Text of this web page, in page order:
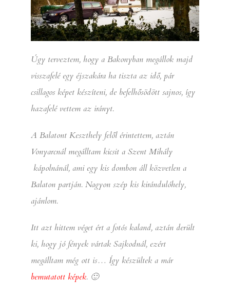
Úgy terveztem, hogy a Bakonyban megállok majd
visszafelé egy éjszakára ha tiszta az idő, pár
csillagos képet készíteni, de befelhősödött sajnos, így
hazafelé vettem az irányt.
A Balatont Keszthely felől érintettem, aztán
Vonyarcnál megálltam kicsit a Szent Mihály
kápolnánál, ami egy kis dombon áll közvetlen a
Balaton partján. Nagyon szép kis kirándulóhely,
ajánlom.
Itt azt hittem véget ért a fotós kaland, aztán derült
ki, hogy jó fények vártak Sajkodnál, ezért
megálltam még ott is… Így készültek a már
bemutatott képek. 🙂